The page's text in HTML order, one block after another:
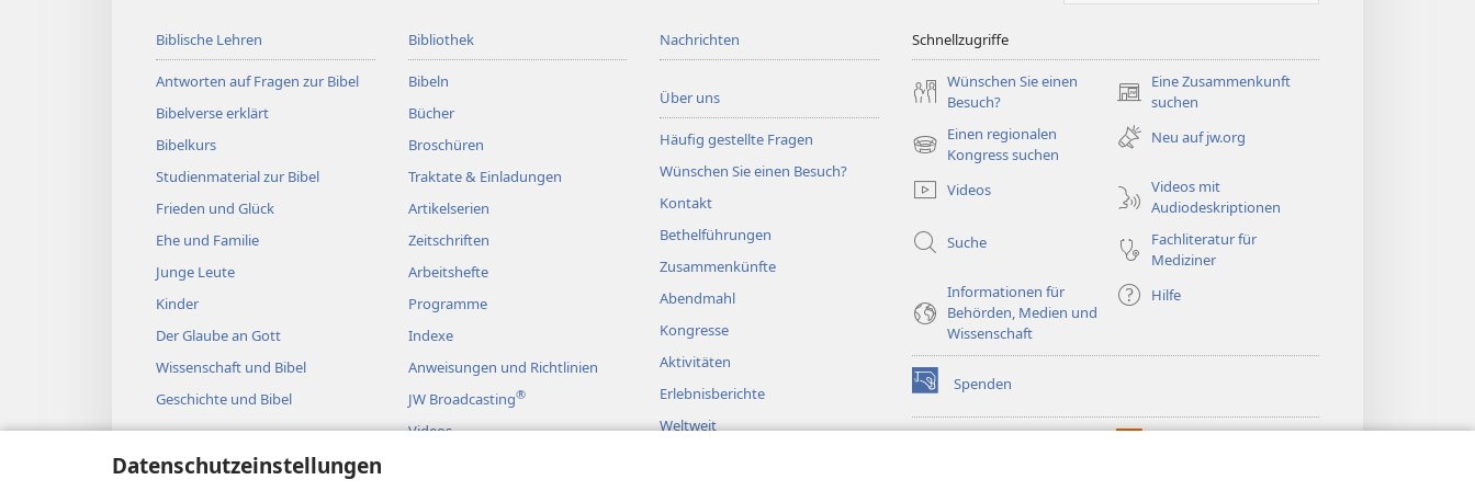
Datenschutzeinstellungen
Biblische Lehren
Antworten auf Fragen zur Bibel
Bibelverse erklärt
Bibelkurs
Studienmaterial zur Bibel
Frieden und Glück
Ehe und Familie
Junge Leute
Kinder
Der Glaube an Gott
Wissenschaft und Bibel
Geschichte und Bibel
Bibliothek
Bibeln
Bücher
Broschüren
Traktate & Einladungen
Artikelserien
Zeitschriften
Arbeitshefte
Programme
Indexe
Anweisungen und Richtlinien
JW Broadcasting®
Videos
Nachrichten
Über uns
Häufig gestellte Fragen
Wünschen Sie einen Besuch?
Kontakt
Bethelführungen
Zusammenkünfte
Abendmahl
Kongresse
Aktivitäten
Erlebnisberichte
Weltweit
Schnellzugriffe
Wünschen Sie einen
Besuch?
Eine Zusammenkunft
suchen
(öffnet
neues
Fenster)
Einen regionalen
Kongress suchen
(öffnet
Fenster)
Neu auf jw.org
Videos
Videos mit
Audiodeskriptionen
Suche
Fachliteratur für
Mediziner
Informationen für
Behörden, Medien und
Wissenschaft
Hilfe
Spenden
(öffnet
neues
Fenster)